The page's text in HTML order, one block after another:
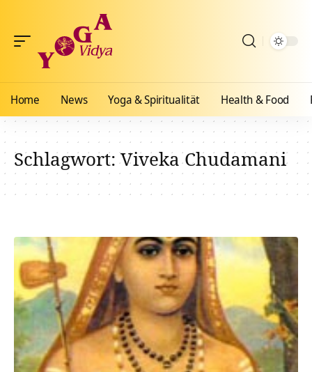
Home News Yoga & Spiritualität Health & Food
Schlagwort:Viveka Chudamani